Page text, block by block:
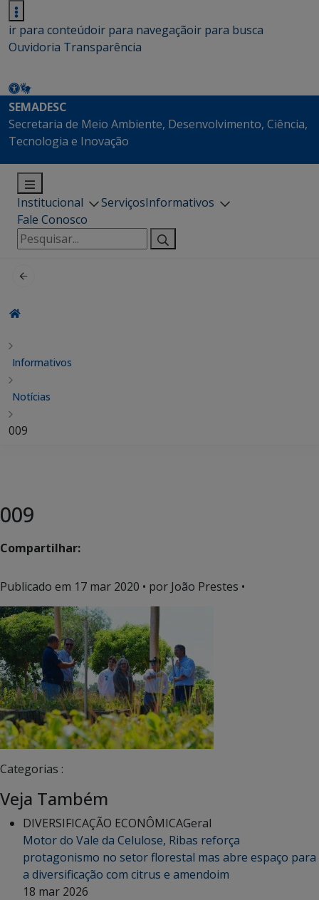
ir para conteúdoir para navegaçãoir para busca
Ouvidoria Transparência
SEMADESC
Secretaria de Meio Ambiente, Desenvolvimento, Ciência,
Tecnologia e Inovação
Institucional ServiçosInformativos
Fale Conosco
Pesquisar
por:
Informativos
Notícias
009
009
Compartilhar:
Publicado em 17 mar 2020 • por João Prestes •
Categorias :
Veja Também
DIVERSIFICAÇÃO ECONÔMICAGeral
Motor do Vale da Celulose, Ribas reforça
protagonismo no setor florestal mas abre espaço para
a diversificação com citrus e amendoim
18 mar 2026